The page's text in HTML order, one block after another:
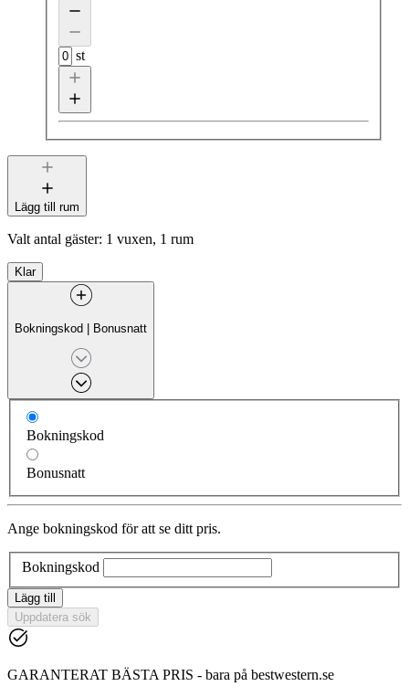
st
Lägg till rum
Valt antal gäster: 1 vuxen, 1 rum
Klar
Bokningskod | Bonusnatt
Bokningskod
Bonusnatt
Ange bokningskod för att se ditt pris.
Bokningskod
Lägg till
Uppdatera sök
GARANTERAT BÄSTA PRIS - bara på bestwestern.se